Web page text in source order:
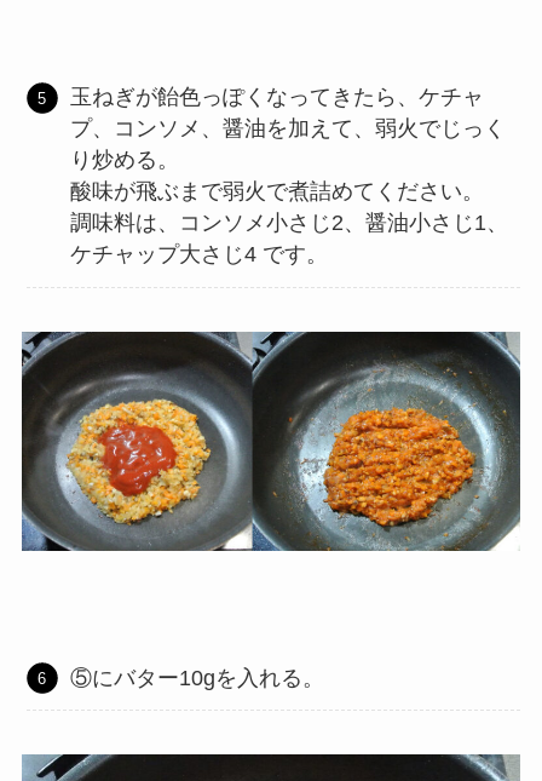
玉ねぎが飴色っぽくなってきたら、ケチャ
プ、コンソメ、醤油を加えて、弱火でじっく
り炒める。
酸味が飛ぶまで弱火で煮詰めてください。
調味料は、コンソメ小さじ2、醤油小さじ1、
ケチャップ大さじ4 です。
⑤にバター10gを入れる。